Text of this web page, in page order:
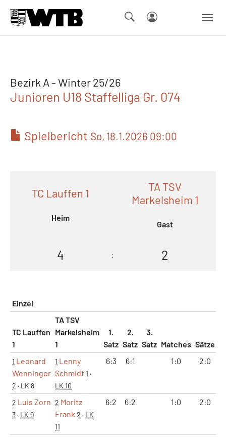
Bezirk A - Winter 25/26
Junioren U18 Staffelliga Gr. 074
Spielbericht So, 18.1.2026 09:00
TC Lauffen 1
Heim
TA TSV
Markelsheim 1
Gast
4 : 2
Einzel
TC Lauffen
1
TA TSV
Markelsheim
1
1.
Satz
2.
Satz
3.
Satz Matches Sätze
1 Leonard
Wenninger
2 · LK 8
1 Lenny
Schmidt 1 ·
LK 10
6:3 6:1 1:0 2:0
2 Luis Zorn
3· LK 9
2 Moritz
Frank 2 · LK
11
6:2 6:2 1:0 2:0